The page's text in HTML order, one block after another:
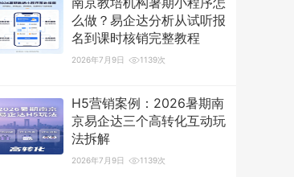
么做？易企达分析从试听报
名到课时核销完整教程
2026年7月9日 1139次
H5营销案例：2026暑期南
京易企达三个高转化互动玩
法拆解
2026年7月9日 1139次